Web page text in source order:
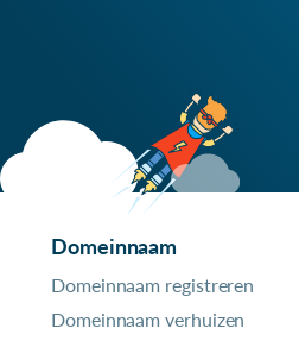
Domeinnaam
Domeinnaam registreren
Domeinnaam verhuizen